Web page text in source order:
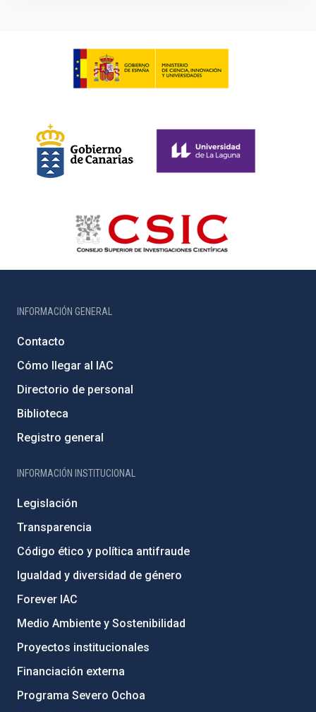
INFORMACIÓN GENERAL
Contacto
Cómo llegar al IAC
Directorio de personal
Biblioteca
Registro general
INFORMACIÓN INSTITUCIONAL
Legislación
Transparencia
Código ético y política antifraude
Igualdad y diversidad de género
Forever IAC
Medio Ambiente y Sostenibilidad
Proyectos institucionales
Financiación externa
Programa Severo Ochoa